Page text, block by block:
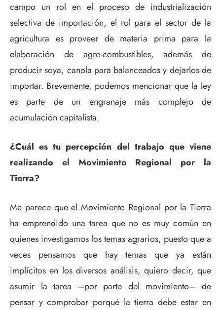
campo un rol en el proceso de industrialización
selectiva de importación, el rol para el sector de la
agricultura es proveer de materia prima para la
elaboración de agro-combustibles, además de
producir soya, canola para balanceados y dejarlos de
importar. Brevemente, podemos mencionar que la ley
es parte de un engranaje más complejo de
acumulación capitalista.
¿Cuál es tu percepción del trabajo que viene
realizando el Movimiento Regional por la
Tierra?
Me parece que el Movimiento Regional por la Tierra
ha emprendido una tarea que no es muy común en
quienes investigamos los temas agrarios, puesto que a
veces pensamos que hay temas que ya están
implícitos en los diversos análisis, quiero decir, que
asumir la tarea –por parte del movimiento­– de
pensar y comprobar porqué la tierra debe estar en